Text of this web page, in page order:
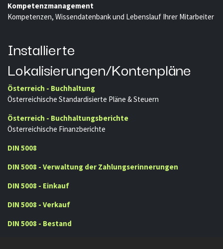
Kompetenzmanagement
Kompetenzen, Wissendatenbank und Lebenslauf Ihrer Mitarbeiter
Installierte
Lokalisierungen/Kontenpläne
Österreich - Buchhaltung
Österreichische Standardisierte Pläne & Steuern
Österreich - Buchhaltungsberichte
Österreichische Finanzberichte
DIN 5008
DIN 5008 - Verwaltung der Zahlungserinnerungen
DIN 5008 - Einkauf
DIN 5008 - Verkauf
DIN 5008 - Bestand